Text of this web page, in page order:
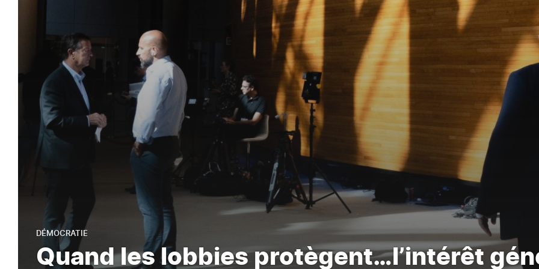
DÉMOCRATIE
Quand les lobbies protègent…l’intérêt